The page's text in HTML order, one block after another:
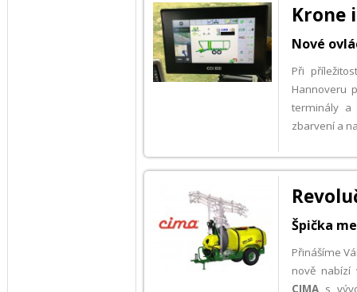
Krone
Nové
Při
Hannoveru
terminály a
zbarvení a
Špička
Přinášíme
nově nabízí
CIMA s